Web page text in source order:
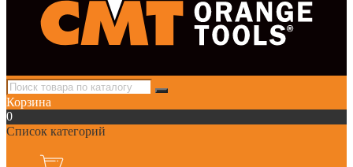
Корзина
0
Список категорий